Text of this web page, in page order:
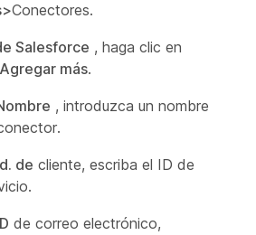
Conectores.
Salesforce , haga clic en
Agregar más.
, introduzca un nombre
de cliente, escriba el ID de
de correo electrónico,